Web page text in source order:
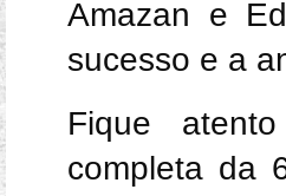
Amazan e
sucesso e a
Fique
completa da